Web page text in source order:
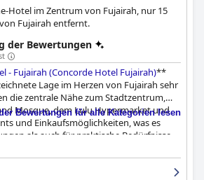
Hotel im Zentrum von Fujairah, nur 15
Fujairah entfernt.
der Bewertungen
- Fujairah (Concorde Hotel Fujairah)**
Lage im Herzen von Fujairah sehr
die zentrale Nähe zum Stadtzentrum,
Mosque, dem Lulu Hypermarket und
und Einkaufsmöglichkeiten, was es
als auch für praktische Bedürfnisse
bietet ausreichend Parkplätze und
was seine Attraktivität für Familien und
erhöht.
Bewertungen für alle Kategorien lesen